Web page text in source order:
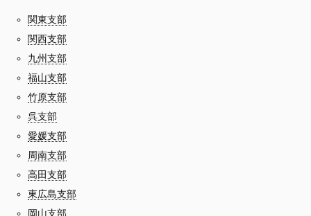
関東支部
関西支部
九州支部
福山支部
竹原支部
呉支部
愛媛支部
周南支部
高田支部
東広島支部
岡山支部